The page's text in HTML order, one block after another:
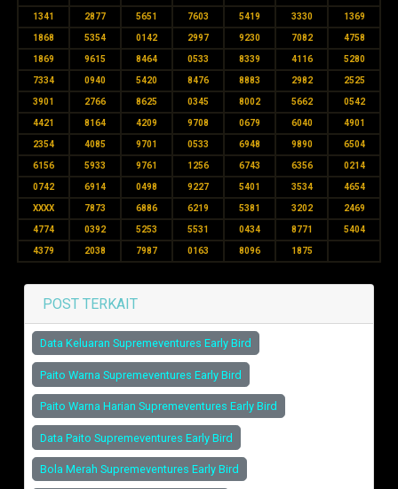
1341 2877 5651 7603 5419 3330 1369
1868 5354 0142 2997 9230 7082 4758
1869 9615 8464 0533 8339 4116 5280
7334 0940 5420 8476 8883 2982 2525
3901 2766 8625 0345 8002 5662 0542
4421 8164 4209 9708 0679 6040 4901
2354 4085 9701 0533 6948 9890 6504
6156 5933 9761 1256 6743 6356 0214
0742 6914 0498 9227 5401 3534 4654
XXXX 7873 6886 6219 5381 3202 2469
4774 0392 5253 5531 0434 8771 5404
4379 2038 7987 0163 8096 1875
POST TERKAIT
Data Keluaran Supremeventures Early Bird
Paito Warna Supremeventures Early Bird
Paito Warna Harian Supremeventures Early Bird
Data Paito Supremeventures Early Bird
Bola Merah Supremeventures Early Bird